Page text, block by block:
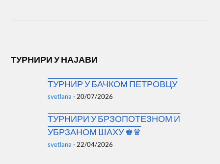
ТУРНИРИ У НАЈАВИ
ТУРНИР У БАЧКОМ ПЕТРОВЦУ
svetlana · 20/07/2026
ТУРНИРИ У БРЗОПОТЕЗНОМ И
УБРЗАНОМ ШАХУ ♚♛
svetlana · 22/04/2026